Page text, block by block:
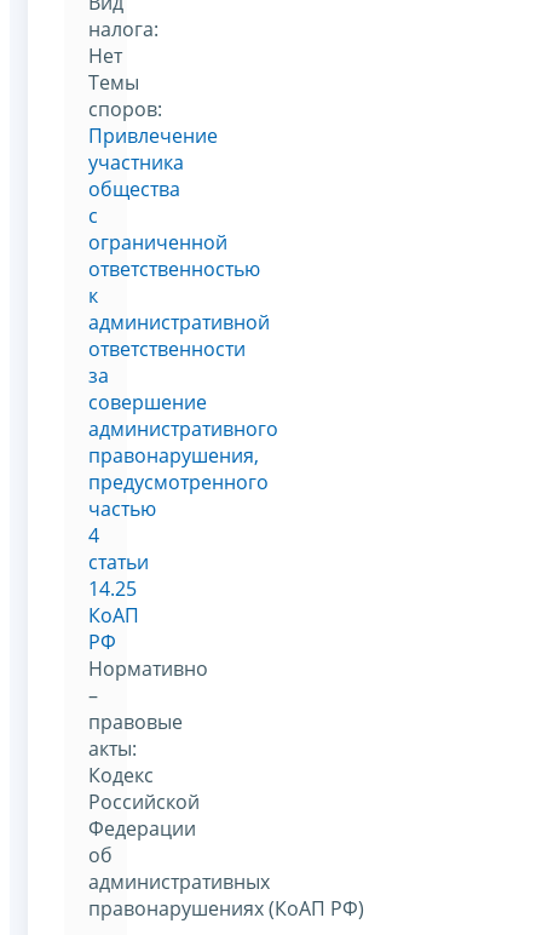
налога:
Нет
Темы
споров:
Привлечение
участника
общества
с
ограниченной
ответственностью
к
административной
ответственности
за
совершение
административного
правонарушения,
предусмотренного
частью
4
статьи
14.25
КоАП
РФ
Нормативно
–
правовые
акты:
Кодекс
Российской
Федерации
об
административных
правонарушениях (КоАП РФ)